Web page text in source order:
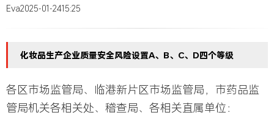
Eva2025-01-2415:25
化妆品生产企业质量安全风险设置A、B、C、D四个等级
各区市场监管局、临港新片区市场监管局，市药品监
管局机关各相关处、稽查局、各相关直属单位：